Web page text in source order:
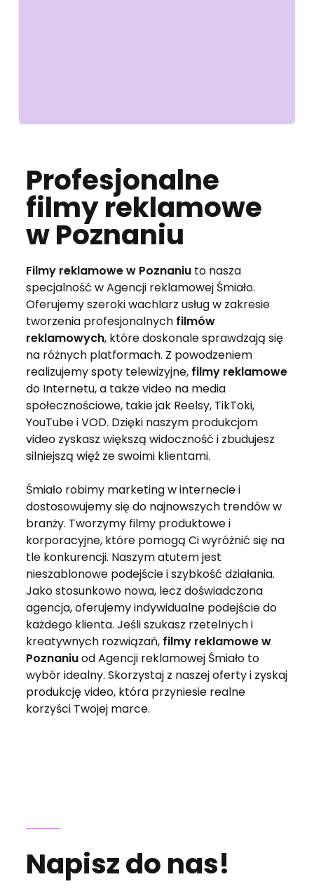
Profesjonalne
filmy reklamowe
w Poznaniu
Filmy reklamowe w Poznaniu to nasza
specjalność w Agencji reklamowej Śmiało.
Oferujemy szeroki wachlarz usług w zakresie
tworzenia profesjonalnych filmów
reklamowych, które doskonale sprawdzają się
na różnych platformach. Z powodzeniem
realizujemy spoty telewizyjne, filmy reklamowe
do Internetu, a także video na media
społecznościowe, takie jak Reelsy, TikToki,
YouTube i VOD. Dzięki naszym produkcjom
video zyskasz większą widoczność i zbudujesz
silniejszą więź ze swoimi klientami.
Śmiało robimy marketing w internecie i
dostosowujemy się do najnowszych trendów w
branży. Tworzymy filmy produktowe i
korporacyjne, które pomogą Ci wyróżnić się na
tle konkurencji. Naszym atutem jest
nieszablonowe podejście i szybkość działania.
Jako stosunkowo nowa, lecz doświadczona
agencja, oferujemy indywidualne podejście do
każdego klienta. Jeśli szukasz rzetelnych i
kreatywnych rozwiązań, filmy reklamowe w
Poznaniuod Agencji reklamowej Śmiało to
wybór idealny. Skorzystaj z naszej oferty i zyskaj
produkcję video, która przyniesie realne
korzyści Twojej marce.
Napisz do nas!